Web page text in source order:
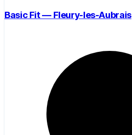
Basic Fit — Fleury-les-Aubrais